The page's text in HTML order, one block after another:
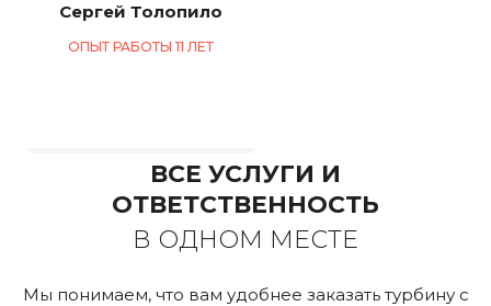
Сергей Толопило
ОПЫТ РАБОТЫ 11 ЛЕТ
ВСЕ УСЛУГИ И
ОТВЕТСТВЕННОСТЬ
В ОДНОМ МЕСТЕ
Мы понимаем, что вам удобнее заказать турбину с